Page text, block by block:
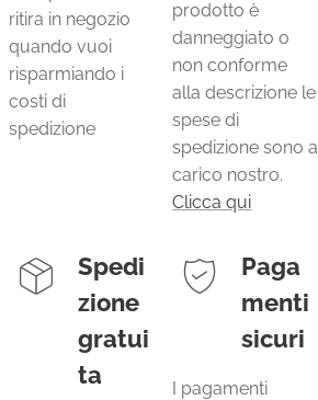
ritira in negozio
quando vuoi
risparmiando i
costi di
spedizione
prodotto è
danneggiato o
non conforme
alla descrizione le
spese di
spedizione sono a
carico nostro.
Clicca qui
Spedi
zione
gratui
ta
Paga
menti
sicuri
I pagamenti